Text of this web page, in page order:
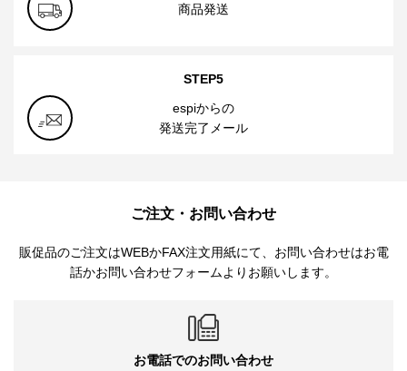
商品発送
STEP5
espiからの
発送完了メール
ご注文・お問い合わせ
販促品のご注文はWEBかFAX注文用紙にて、お問い合わせはお電
話かお問い合わせフォームよりお願いします。
お電話でのお問い合わせ